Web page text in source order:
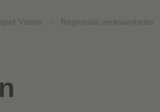
Västra Regionala verksamheter